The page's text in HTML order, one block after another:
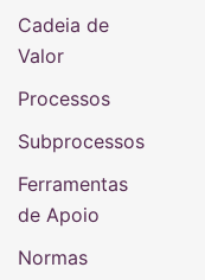
Cadeia de
Valor
Processos
Subprocessos
Ferramentas
de Apoio
Normas